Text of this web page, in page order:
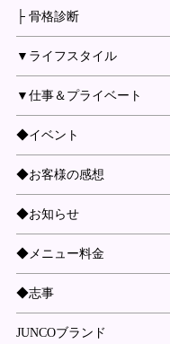
├ 骨格診断
▼ライフスタイル
▼仕事＆プライベート
◆イベント
◆お客様の感想
◆お知らせ
◆メニュー料金
◆志事
JUNCOブランド